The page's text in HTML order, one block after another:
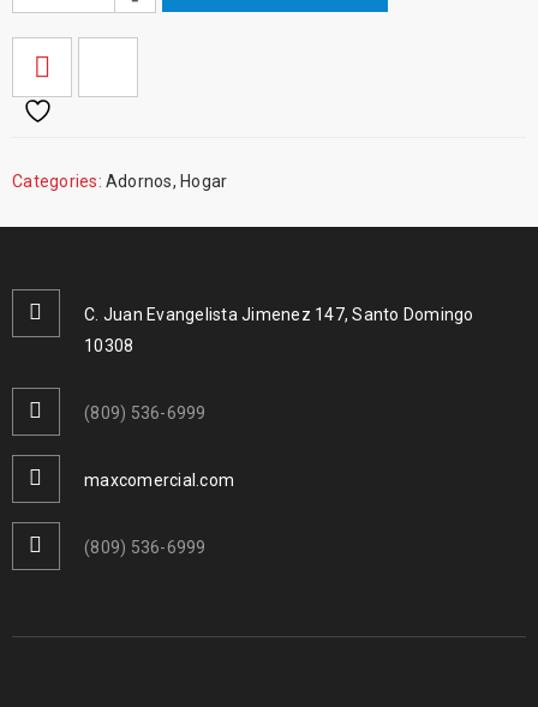
Categories: Adornos, Hogar
C. Juan Evangelista Jimenez 147, Santo Domingo
10308
(809) 536-6999
maxcomercial.com
(809) 536-6999